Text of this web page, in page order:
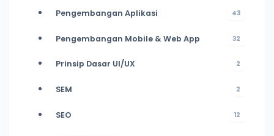
Pengembangan Aplikasi 43
Pengembangan Mobile & Web App 32
Prinsip Dasar UI/UX 2
SEM 2
SEO 12